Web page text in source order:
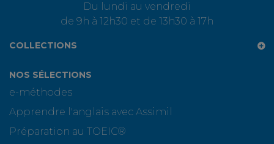
Du lundi au vendredi
de 9h à 12h30 et de 13h30 à 17h
COLLECTIONS
NOS SÉLECTIONS
e-méthodes
Apprendre l'anglais avec Assimil
Préparation au TOEIC®